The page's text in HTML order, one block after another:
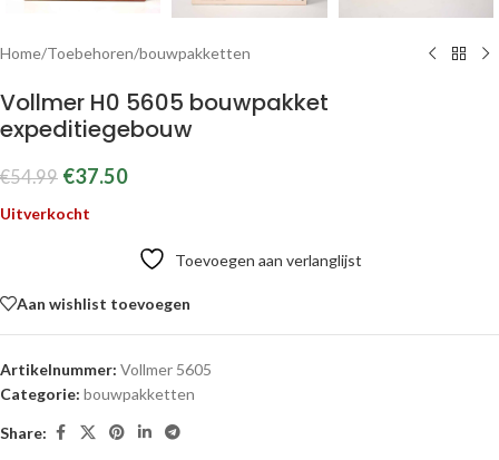
Home/Toebehoren/bouwpakketten
Vollmer H0 5605 bouwpakket
expeditiegebouw
€54.99 €37.50
Uitverkocht
Toevoegen aan verlanglijst
Aan wishlist toevoegen
Artikelnummer: Vollmer 5605
Categorie: bouwpakketten
Share: